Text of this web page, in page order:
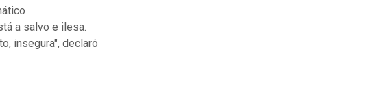
a salvo e ilesa.
insegura", declaró